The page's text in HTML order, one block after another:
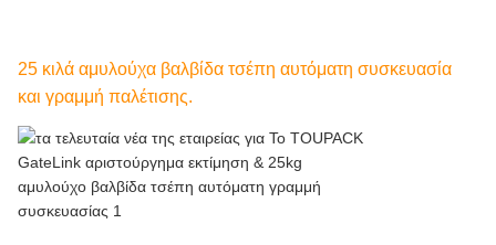
25 κιλά αμυλούχα βαλβίδα τσέπη αυτόματη συσκευασία
και γραμμή παλέτισης.